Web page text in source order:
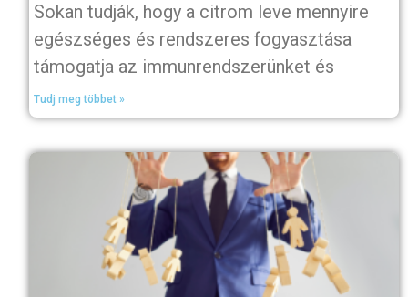
Sokan tudják, hogy a citrom leve mennyire
egészséges és rendszeres fogyasztása
támogatja az immunrendszerünket és
Tudj meg többet »